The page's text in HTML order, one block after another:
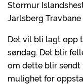
Stormur
Jarlsberg
Det vil bli lagt opp
søndag. Det blir
om dette blir sendt
mulighet for